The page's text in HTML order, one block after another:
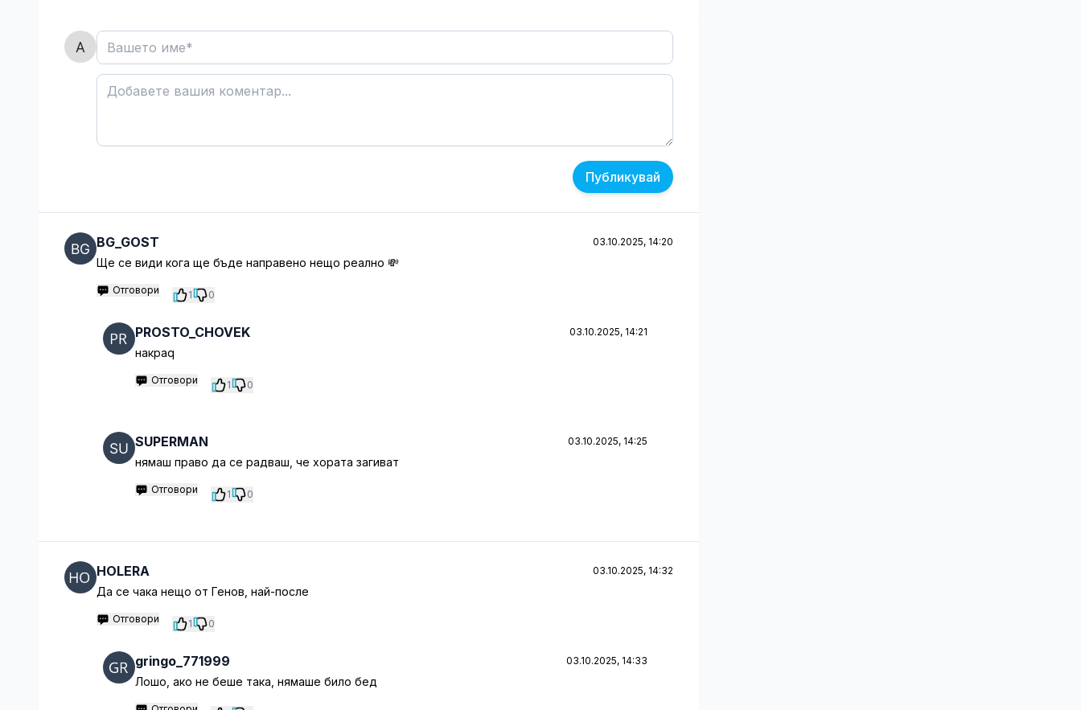
Публикувай
BG_GOST 03.10.2025, 14:20
Ще се види кога ще бъде направено нещо реално 💸
Отговори 1 0
PROSTO_CHOVEK 03.10.2025, 14:21
накраq
Отговори 1 0
SUPERMAN 03.10.2025, 14:25
нямаш право да се радваш, че хората загиват
Отговори 1 0
HOLERA 03.10.2025, 14:32
Да се чака нещо от Генов, най-после
Отговори 1 0
gringo_771999 03.10.2025, 14:33
Лошо, ако не беше така, нямаше било бед